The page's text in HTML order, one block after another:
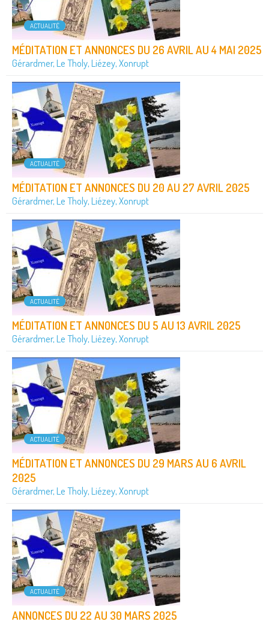
ACTUALITÉ
MÉDITATION ET ANNONCES DU 26 AVRIL AU 4 MAI 2025
Gérardmer, Le Tholy, Liézey, Xonrupt
ACTUALITÉ
MÉDITATION ET ANNONCES DU 20 AU 27 AVRIL 2025
Gérardmer, Le Tholy, Liézey, Xonrupt
ACTUALITÉ
MÉDITATION ET ANNONCES DU 5 AU 13 AVRIL 2025
Gérardmer, Le Tholy, Liézey, Xonrupt
ACTUALITÉ
MÉDITATION ET ANNONCES DU 29 MARS AU 6 AVRIL
2025
Gérardmer, Le Tholy, Liézey, Xonrupt
ACTUALITÉ
ANNONCES DU 22 AU 30 MARS 2025